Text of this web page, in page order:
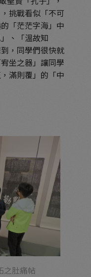
挑戰看似「不可
「茫茫字海」中
、「溫故知
，同學們很快就
坐之器」讓同學
滿則覆」的「中
之肚痛帖